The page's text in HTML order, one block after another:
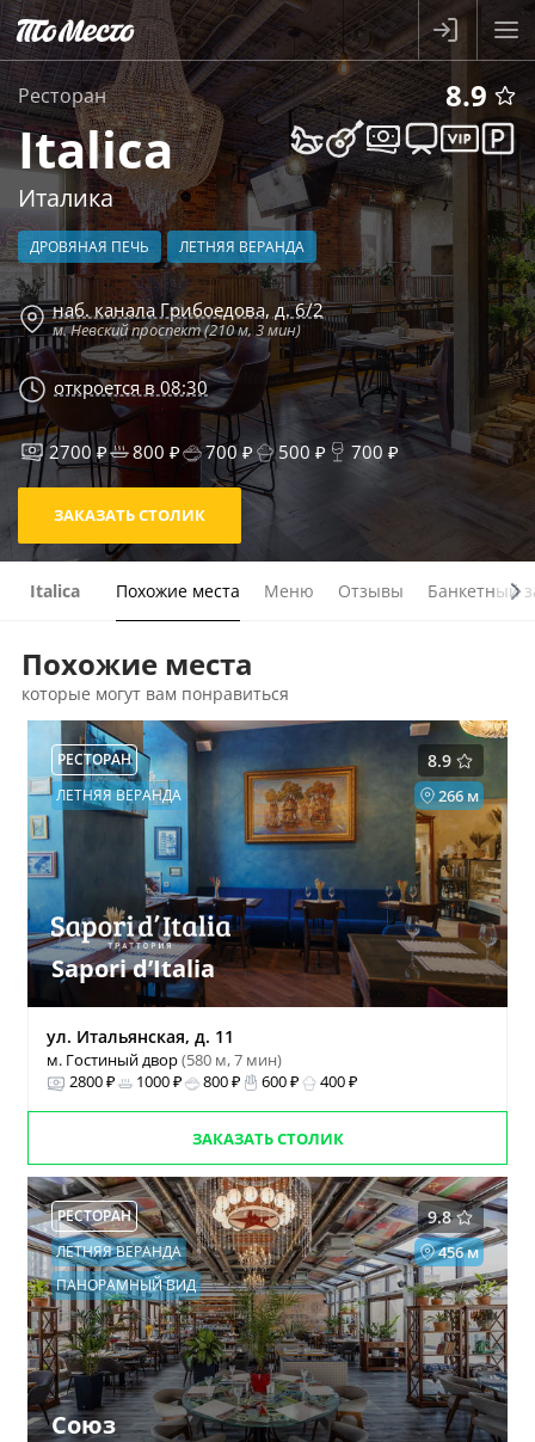
Ресторан 8.9
Italica
Италика
ДРОВЯНАЯ ПЕЧЬ ЛЕТНЯЯ ВЕРАНДА
наб. канала Грибоедова, д. 6/2
м. Невский проспект (210 м, 3 мин)
откроется в 08:30
2700 ₽ 800 ₽ 700 ₽ 500 ₽ 700 ₽
ЗАКАЗАТЬ СТОЛИК
Italica Похожие места Меню Отзывы Банкетный
Похожие места
которые могут вам понравиться
8.9
РЕСТОРАН
266 м
ЛЕТНЯЯ ВЕРАНДА
Sapori d’Italia
ул. Итальянская, д. 11
м. Гостиный двор(580 м, 7 мин)
2800 ₽
1000 ₽ 800 ₽ 600 ₽ 400 ₽
ЗАКАЗАТЬ СТОЛИК
9.8
РЕСТОРАН
456 м
ЛЕТНЯЯ ВЕРАНДА
ПАНОРАМНЫЙ ВИД
Союз